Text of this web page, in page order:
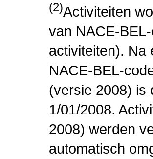
(2)Activiteiten
van NACE-
activiteiten). Na
NACE-BEL-
(versie 2008) is
1/01/2008.
2008) werden
automatisch